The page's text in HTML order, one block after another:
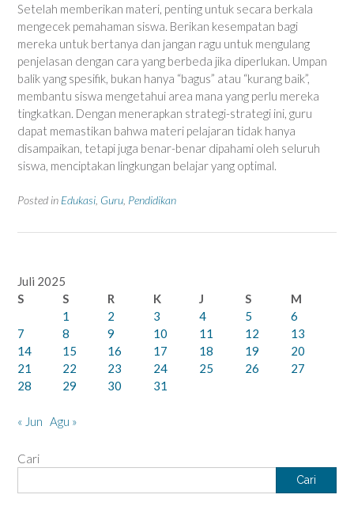
Setelah memberikan materi, penting untuk secara berkala
mengecek pemahaman siswa. Berikan kesempatan bagi
mereka untuk bertanya dan jangan ragu untuk mengulang
penjelasan dengan cara yang berbeda jika diperlukan. Umpan
balik yang spesifik, bukan hanya “bagus” atau “kurang baik”,
membantu siswa mengetahui area mana yang perlu mereka
tingkatkan. Dengan menerapkan strategi-strategi ini, guru
dapat memastikan bahwa materi pelajaran tidak hanya
disampaikan, tetapi juga benar-benar dipahami oleh seluruh
siswa, menciptakan lingkungan belajar yang optimal.
Posted in Edukasi Guru Pendidikan
Juli 2025
S
S R K J S
M
1
2 3 4 5
6
7
8 9 10 11 12
13
14
15 16 17 18 19
20
21
22 23 24 25 26
27
28
29 30 31
« Jun Agu »
Cari
Cari